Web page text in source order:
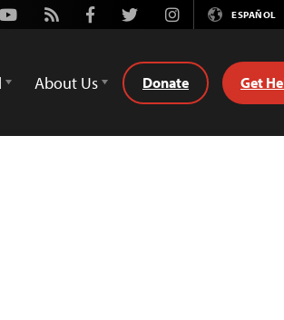
Youtube
Rss FacebookTwitterInstagramESPAÑOL
About Us Donate Get